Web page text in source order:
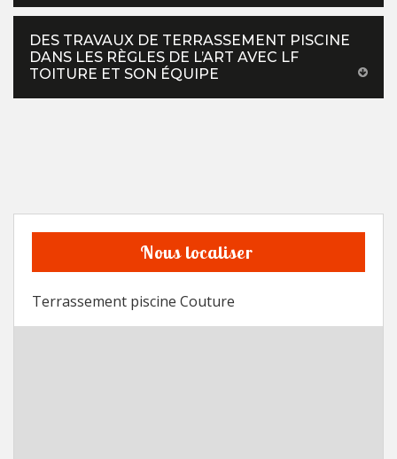
DES TRAVAUX DE TERRASSEMENT PISCINE
DANS LES RÈGLES DE L’ART AVEC LF
TOITURE ET SON ÉQUIPE
Nous localiser
Terrassement piscine Couture